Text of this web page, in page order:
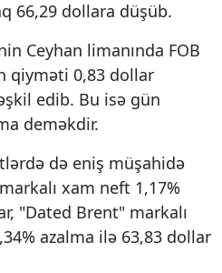
66,29 dollara düşüb.
Ceyhan limanında FOB
qiyməti 0,83 dollar
edib. Bu isə gün
deməkdir.
də eniş müşahidə
xam neft 1,17%
"Dated Brent" markalı
azalma ilə 63,83 dollar